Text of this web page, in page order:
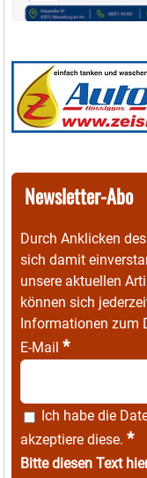
Newsletter-Abo
Durch Anklicken
sich damit
unsere aktuellen
können sich
Informationen zum
E-Mail *
Ich habe die
akzeptiere diese. *
Bitte diesen Text